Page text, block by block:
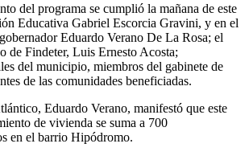
del programa se cumplió la mañana de este
Educativa Gabriel Escorcia Gravini, y en el
Eduardo Verano De La Rosa; el
de Findeter, Luis Ernesto Acosta;
del municipio, miembros del gabinete de
de las comunidades beneficiadas.
Eduardo Verano, manifestó que este
de vivienda se suma a 700
en el barrio Hipódromo.